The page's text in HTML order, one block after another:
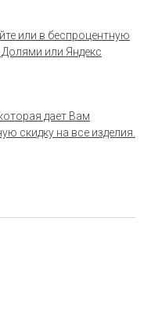
или в беспроцентную
Долями или Яндекс
дает Вам
скидку на все изделия.